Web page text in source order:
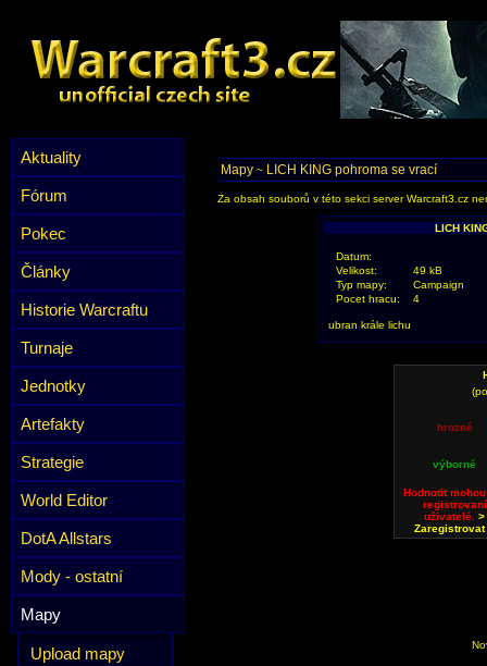
Aktuality
Fórum
Pokec
Články
Historie Warcraftu
Turnaje
Jednotky
Artefakty
Strategie
World Editor
DotA Allstars
Mody - ostatní
Mapy
Upload mapy
Mapy ~ LICH KING pohroma se vrací
Za obsah souborů v této sekci server Warcraft3.cz
LICH
Datum:
Velikost:
49 kB
Typ mapy:
Campaign
Pocet hracu:
4
ubran krále lichu
hrozné
výborné
Hodnotit
registrovaní
uživatelé.>
Zaregistrovat